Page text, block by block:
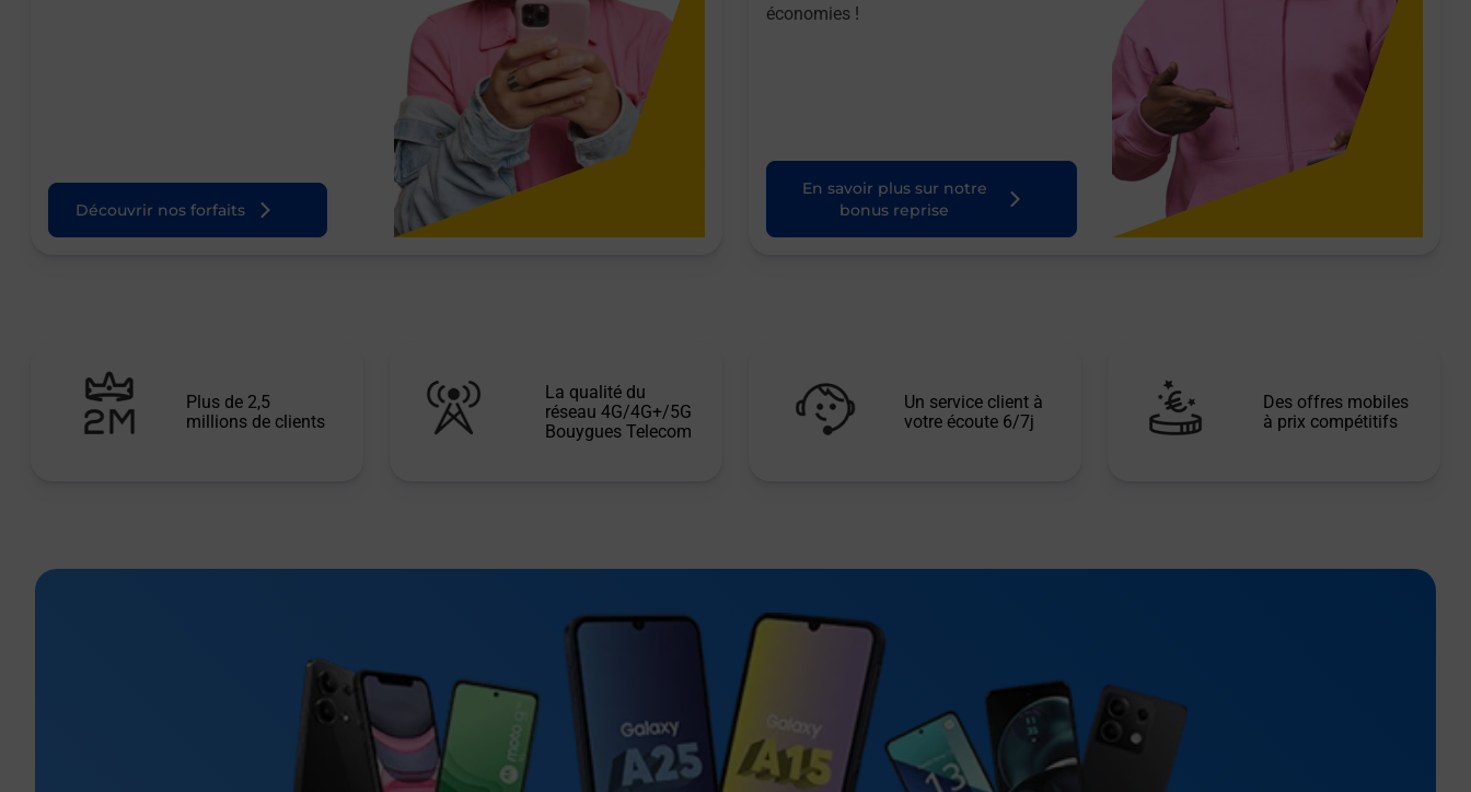
Découvrir nos forfaits
économies !
En savoir plus sur notre
bonus reprise
Plus de 2,5
millions de clients
La qualité du
réseau 4G/4G+/5G
Bouygues Telecom
Un service client à
votre écoute 6/7j
Des offres mobiles
à prix compétitifs